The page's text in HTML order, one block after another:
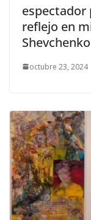
espectador
reflejo en
Shevchenko
octubre 23, 2024